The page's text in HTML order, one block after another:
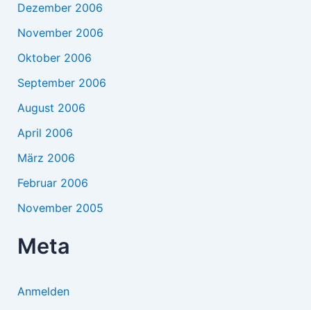
Dezember 2006
November 2006
Oktober 2006
September 2006
August 2006
April 2006
März 2006
Februar 2006
November 2005
Meta
Anmelden